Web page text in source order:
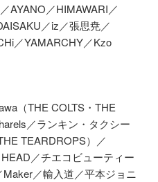
AYANO／HIMAWARI／
／iz／張思尭／
／YAMARCHY／Kzo
（THE COLTS・THE
／ランキン・タクシー
TEARDROPS）／
／チエコビューティー
／輸入道／平本ジョニ